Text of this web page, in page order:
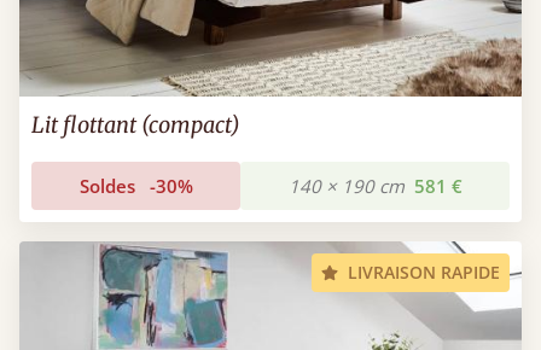
Lit flottant (compact)
Soldes -30% 140 × 190 cm 581 €
LIVRAISON RAPIDE